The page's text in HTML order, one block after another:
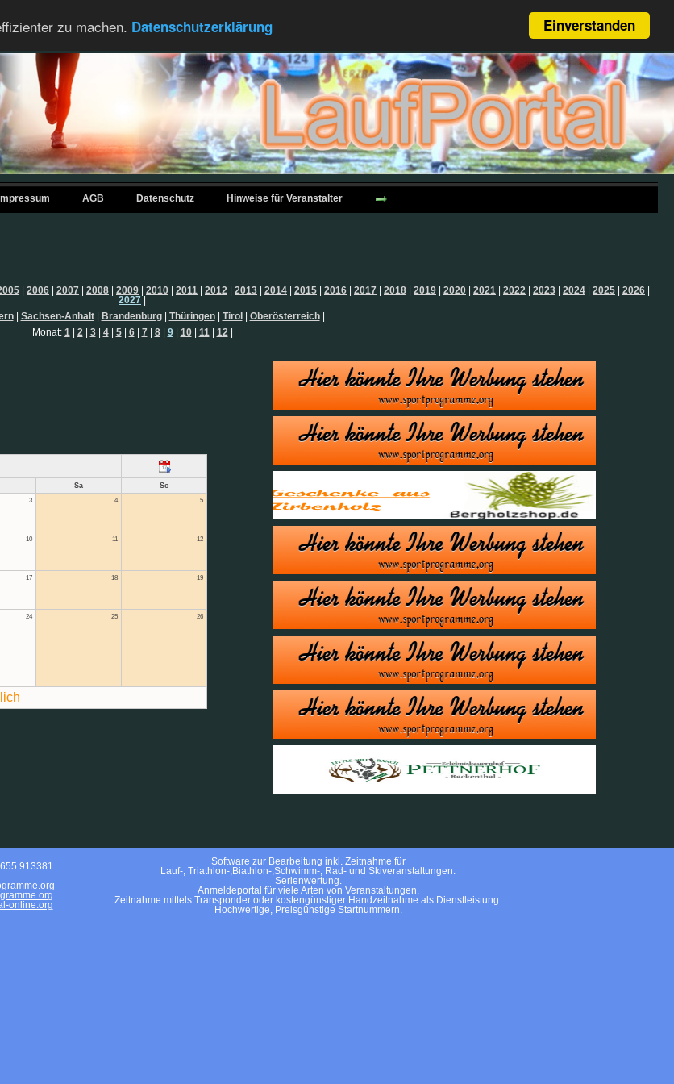
Einverstanden
zu machen. Datenschutzerklärung
Impressum AGB Datenschutz Hinweise für Veranstalter
2006 2007 2008 2009 2010 2011 2012 2013 2014 2015 2016 2017 2018 2019 2020 2021 2022 2023 2024 2025 2026
2027
| Sachsen-Anhalt| Brandenburg| Thüringen| Tirol Oberösterreich|
Monat: 1 2 3| 4| 5| 6| 7 8| 9| 10| 11 12
Sa So
3 4 5
10 11 12
17 18 19
24 25 26
913381
online.org
Software zur Bearbeitung inkl. Zeitnahme für
Lauf-, Triathlon-,Biathlon-,Schwimm-, Rad- und Skiveranstaltungen.
Serienwertung.
Anmeldeportal für viele Arten von Veranstaltungen.
Zeitnahme mittels Transponder oder kostengünstiger Handzeitnahme als Dienstleistung.
Hochwertige, Preisgünstige Startnummern.